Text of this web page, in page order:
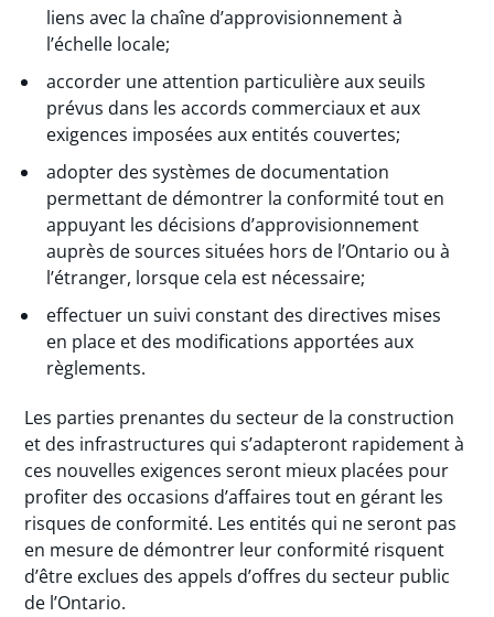
liens avec la chaîne d’approvisionnement à
l’échelle locale;
accorder une attention particulière aux seuils
prévus dans les accords commerciaux et aux
exigences imposées aux entités couvertes;
adopter des systèmes de documentation
permettant de démontrer la conformité tout en
appuyant les décisions d’approvisionnement
auprès de sources situées hors de l’Ontario ou à
l’étranger, lorsque cela est nécessaire;
effectuer un suivi constant des directives mises
en place et des modifications apportées aux
règlements.
Les parties prenantes du secteur de la construction
et des infrastructures qui s’adapteront rapidement à
ces nouvelles exigences seront mieux placées pour
profiter des occasions d’affaires tout en gérant les
risques de conformité. Les entités qui ne seront pas
en mesure de démontrer leur conformité risquent
d’être exclues des appels d’offres du secteur public
de l’Ontario.